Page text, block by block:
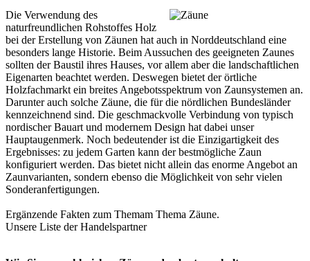
Die Verwendung des
naturfreundlichen Rohstoffes Holz
bei der Erstellung von Zäunen hat auch in Norddeutschland eine
besonders lange Historie. Beim Aussuchen des geeigneten Zaunes
sollten der Baustil ihres Hauses, vor allem aber die landschaftlichen
Eigenarten beachtet werden. Deswegen bietet der örtliche
Holzfachmarkt ein breites Angebotsspektrum von Zaunsystemen an.
Darunter auch solche Zäune, die für die nördlichen Bundesländer
kennzeichnend sind. Die geschmackvolle Verbindung von typisch
nordischer Bauart und modernem Design hat dabei unser
Hauptaugenmerk. Noch bedeutender ist die Einzigartigkeit des
Ergebnisses: zu jedem Garten kann der bestmögliche Zaun
konfiguriert werden. Das bietet nicht allein das enorme Angebot an
Zaunvarianten, sondern ebenso die Möglichkeit von sehr vielen
Sonderanfertigungen.
Ergänzende Fakten zum Themam Thema Zäune.
Unsere Liste derHandelspartner